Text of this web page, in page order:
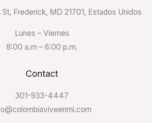
Frederick, MD 21701, Estados Unidos
Lunes – Viernes
8:00 a.m – 6:00 p.m.
Contact
301-933-4447